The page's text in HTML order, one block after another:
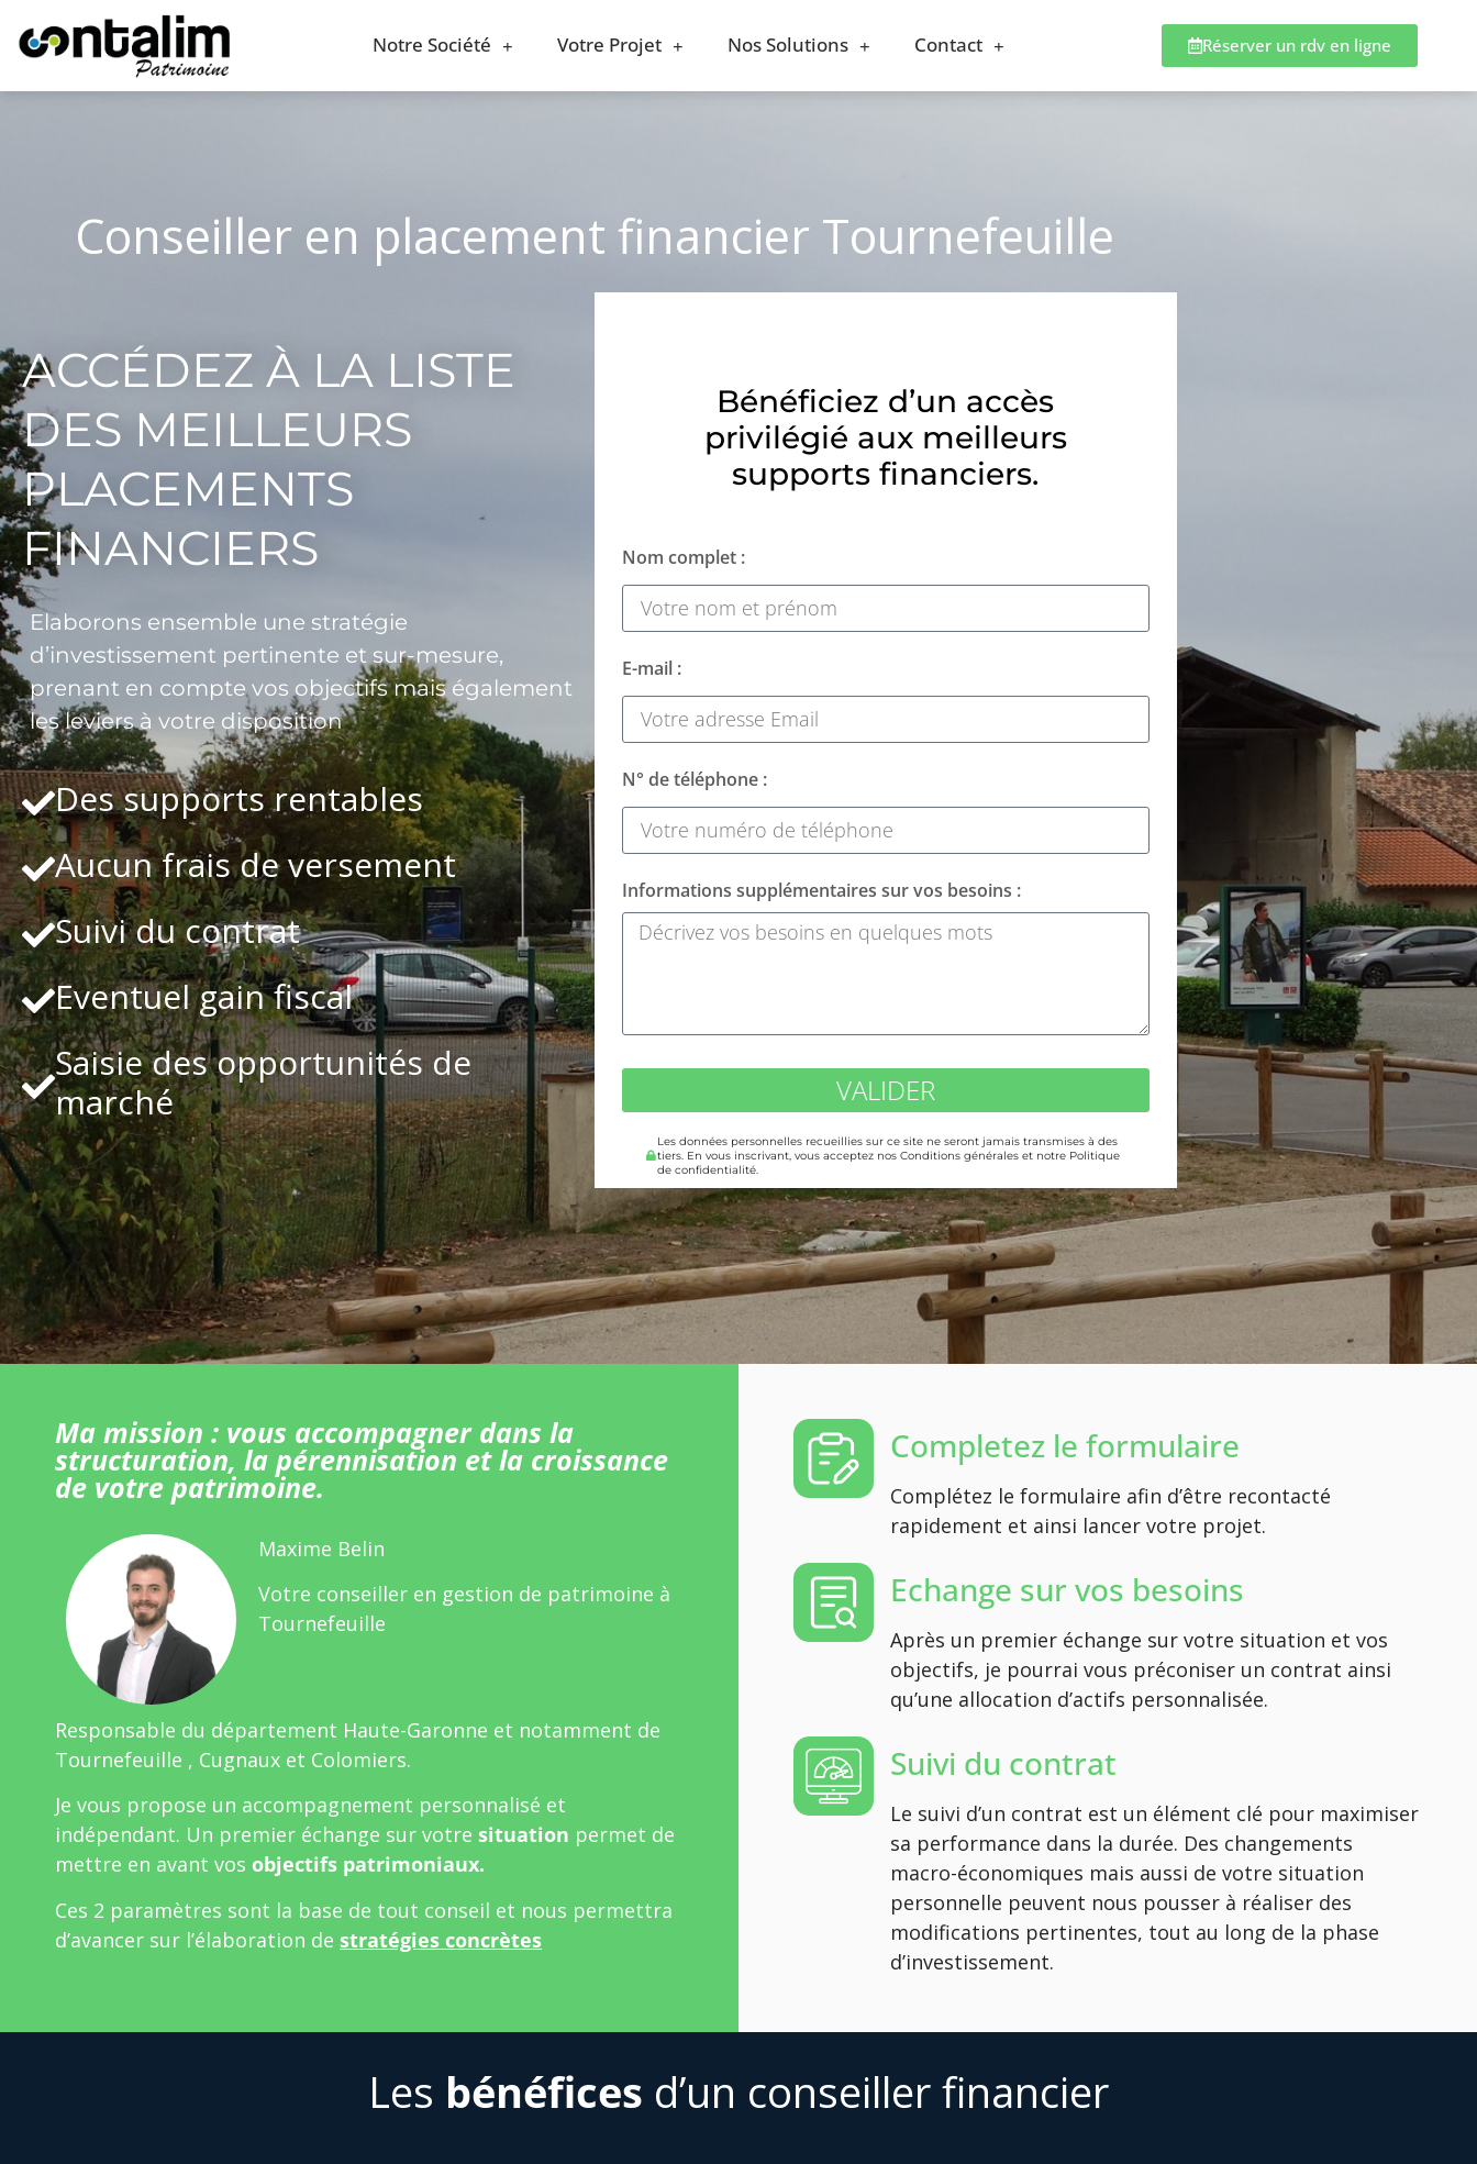
Notre Société Votre Projet Nos Solutions Contact Réserver un rdv en ligne
Conseiller en placement financier Tournefeuille
ACCÉDEZ À LA LISTE
DES MEILLEURS
PLACEMENTS
FINANCIERS
Elaborons ensemble une stratégie
d’investissement pertinente et sur-mesure,
prenant en compte vos objectifs mais également
les leviers à votre disposition
Des supports rentables
Aucun frais de versement
Suivi du contrat
Eventuel gain fiscal
Saisie des opportunités de
marché
Bénéficiez d’un accès
privilégié aux meilleurs
supports financiers.
Nom complet :
E-mail :
N° de téléphone :
Informations supplémentaires sur vos besoins :
VALIDER
Les données personnelles recueillies sur ce site ne seront jamais transmises à des
tiers. En vous inscrivant, vous acceptez nos Conditions générales et notre Politique
de confidentialité.
Ma mission : vous accompagner dans la
structuration, la pérennisation et la croissance
de votre patrimoine.
Maxime Belin
Votre conseiller en gestion de patrimoine à
Tournefeuille
Responsable du département Haute-Garonne et notamment de
Tournefeuille , Cugnaux et Colomiers.
Je vous propose un accompagnement personnalisé et
indépendant. Un premier échange sur votre situation permet de
mettre en avant vos objectifs patrimoniaux.
Ces 2 paramètres sont la base de tout conseil et nous permettra
d’avancer sur l’élaboration de stratégies concrètes
Completez le formulaire
Complétez le formulaire afin d’être recontacté
rapidement et ainsi lancer votre projet.
Echange sur vos besoins
Après un premier échange sur votre situation et vos
objectifs, je pourrai vous préconiser un contrat ainsi
qu’une allocation d’actifs personnalisée.
Suivi du contrat
Le suivi d’un contrat est un élément clé pour maximiser
sa performance dans la durée. Des changements
macro-économiques mais aussi de votre situation
personnelle peuvent nous pousser à réaliser des
modifications pertinentes, tout au long de la phase
d’investissement.
Les bénéfices d’un conseiller financier